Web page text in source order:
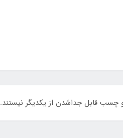
قابل جداشدن از یکدیگر نیستند.